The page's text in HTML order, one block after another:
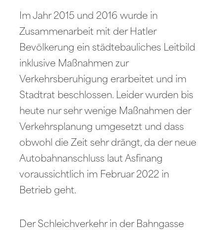
Im Jahr 2015 und 2016 wurde in
Zusammenarbeit mit der Hatler
Bevölkerung ein städtebauliches Leitbild
inklusive Maßnahmen zur
Verkehrsberuhigung erarbeitet und im
Stadtrat beschlossen. Leider wurden bis
heute nur sehr wenige Maßnahmen der
Verkehrsplanung umgesetzt und dass
obwohl die Zeit sehr drängt, da der neue
Autobahnanschluss laut Asfinang
voraussichtlich im Februar 2022 in
Betrieb geht.
Der Schleichverkehr in der Bahngasse